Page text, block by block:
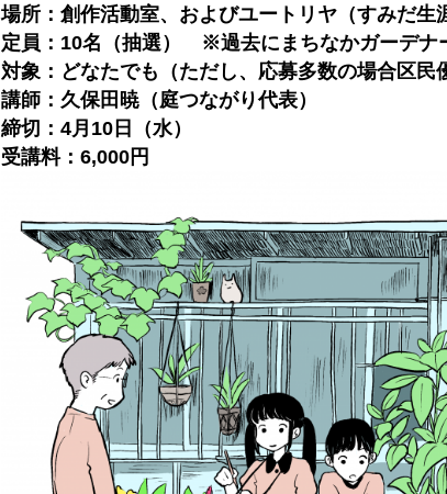
場所：創作活動室、およびユートリヤ（すみだ生
定員：10名（抽選） ※過去にまちなかガーデナ
対象：どなたでも（ただし、応募多数の場合区民
講師：久保田暁（庭つながり代表）
締切：4月10日（水）
受講料：6,000円